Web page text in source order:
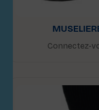
Connectez-